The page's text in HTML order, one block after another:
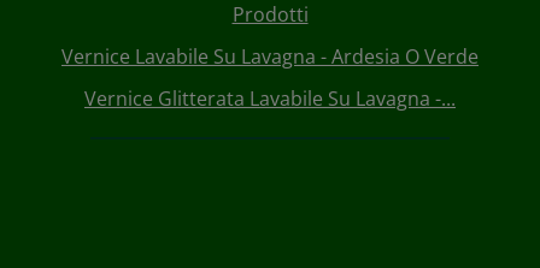
Prodotti
Vernice Lavabile Su Lavagna - Ardesia O Verde
Vernice Glitterata Lavabile Su Lavagna -...